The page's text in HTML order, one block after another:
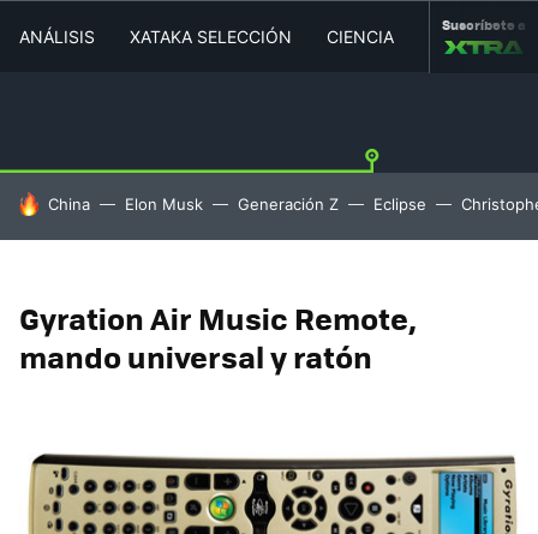
ANÁLISIS XATAKA SELECCIÓN CIENCIA MOVILIDAD
Suscríbete a
HOY SE HABLA DE
China Elon Musk Generación Z Eclipse
Gyration Air Music Remote,
mando universal y ratón